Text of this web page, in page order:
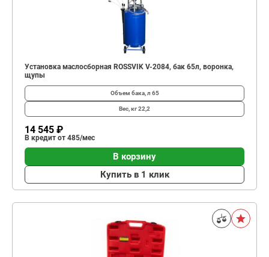
Установка маслосборная ROSSVIK V-2084, бак 65л, воронка,
щупы
Объем бака, л 65
Вес, кг22,2
14 545 ₽
В кредит от 485/мес
В корзину
Купить в 1 клик